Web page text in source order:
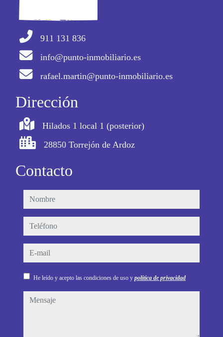
911 131 836
info@punto-inmobiliario.es
rafael.martin@punto-inmobiliario.es
Dirección
Hilados 1 local 1 (posterior)
28850 Torrejón de Ardoz
Contacto
nombre
teléfono
e-mail
He leído y acepto las condiciones de uso y política de privacidad
mensaje